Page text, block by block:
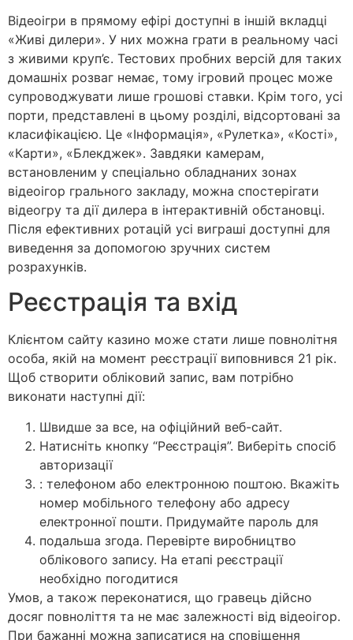
Відеоігри в прямому ефірі доступні в іншій вкладці
«Живі дилери». У них можна грати в реальному часі
з живими круп’є. Тестових пробних версій для таких
домашніх розваг немає, тому ігровий процес може
супроводжувати лише грошові ставки. Крім того, усі
порти, представлені в цьому розділі, відсортовані за
класифікацією. Це «Інформація», «Рулетка», «Кості»,
«Карти», «Блекджек». Завдяки камерам,
встановленим у спеціально обладнаних зонах
відеоігор грального закладу, можна спостерігати
відеогру та дії дилера в інтерактивній обстановці.
Після ефективних ротацій усі виграші доступні для
виведення за допомогою зручних систем
розрахунків.
Реєстрація та вхід
Клієнтом сайту казино може стати лише повнолітня
особа, якій на момент реєстрації виповнився 21 рік.
Щоб створити обліковий запис, вам потрібно
виконати наступні дії:
Швидше за все, на офіційний веб-сайт.
Натисніть кнопку “Реєстрація”. Виберіть спосіб
авторизації
: телефоном або електронною поштою. Вкажіть
номер мобільного телефону або адресу
електронної пошти. Придумайте пароль для
подальша згода. Перевірте виробництво
облікового запису. На етапі реєстрації
необхідно погодитися
Умов, а також переконатися, що гравець дійсно
досяг повноліття та не має залежності від відеоігор.
При бажанні можна записатися на сповіщення